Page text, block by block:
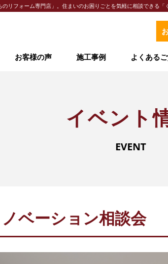
リフォーム専門店」。住まいのお困りごとを気軽に相談できる「
お客様の声 施工事例 よくある
イベント情報
地域密着型サービス
イベント
EVENT
ベーション相談会